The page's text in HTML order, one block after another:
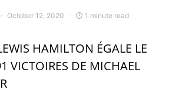
October 12, 2020 1 minute read
HAMILTON ÉGALE LE
VICTOIRES DE MICHAEL